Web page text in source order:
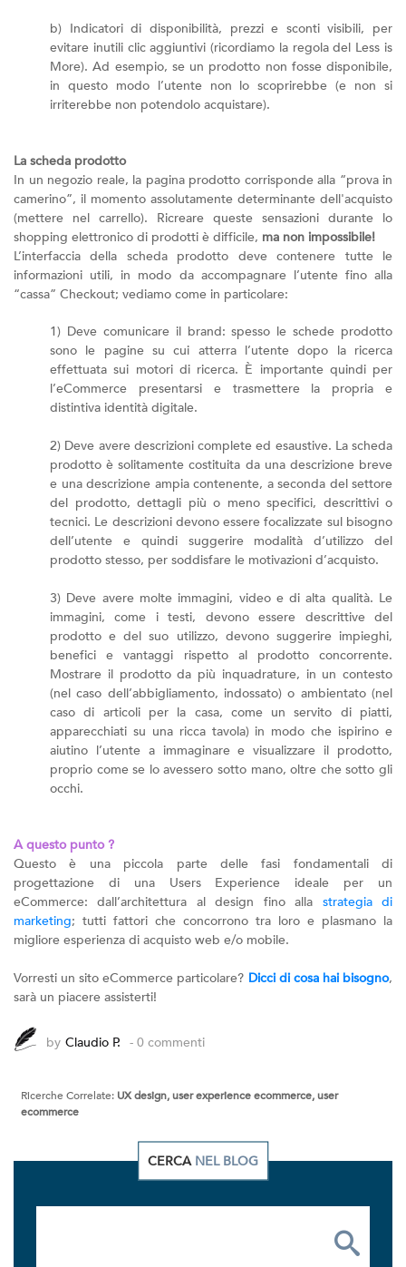
b) Indicatori di disponibilità, prezzi e sconti visibili, per
evitare inutili clic aggiuntivi (ricordiamo la regola del Less is
More). Ad esempio, se un prodotto non fosse disponibile,
in questo modo l’utente non lo scoprirebbe (e non si
irriterebbe non potendolo acquistare).
La scheda prodotto
In un negozio reale, la pagina prodotto corrisponde alla “prova in
camerino”, il momento assolutamente determinante dell'acquisto
(mettere nel carrello). Ricreare queste sensazioni durante lo
shopping elettronico di prodotti è difficile, ma non impossibile!
L’interfaccia della scheda prodotto deve contenere tutte le
informazioni utili, in modo da accompagnare l’utente fino alla
“cassa” Checkout; vediamo come in particolare:
1) Deve comunicare il brand: spesso le schede prodotto
sono le pagine su cui atterra l’utente dopo la ricerca
effettuata sui motori di ricerca. È importante quindi per
l’eCommerce presentarsi e trasmettere la propria e
distintiva identità digitale.
2) Deve avere descrizioni complete ed esaustive. La scheda
prodotto è solitamente costituita da una descrizione breve
e una descrizione ampia contenente, a seconda del settore
del prodotto, dettagli più o meno specifici, descrittivi o
tecnici. Le descrizioni devono essere focalizzate sul bisogno
dell’utente e quindi suggerire modalità d’utilizzo del
prodotto stesso, per soddisfare le motivazioni d’acquisto.
3) Deve avere molte immagini, video e di alta qualità. Le
immagini, come i testi, devono essere descrittive del
prodotto e del suo utilizzo, devono suggerire impieghi,
benefici e vantaggi rispetto al prodotto concorrente.
Mostrare il prodotto da più inquadrature, in un contesto
(nel caso dell’abbigliamento, indossato) o ambientato (nel
caso di articoli per la casa, come un servito di piatti,
apparecchiati su una ricca tavola) in modo che ispirino e
aiutino l’utente a immaginare e visualizzare il prodotto,
proprio come se lo avessero sotto mano, oltre che sotto gli
occhi.
A questo punto ?
Questo è una piccola parte delle fasi fondamentali di
progettazione di una Users Experience ideale per un
eCommerce: dall’architettura al design fino alla strategia di
marketing; tutti fattori che concorrono tra loro e plasmano la
migliore esperienza di acquisto web e/o mobile.
Vorresti un sito eCommerce particolare? Dicci di cosa hai bisogno,
sarà un piacere assisterti!
by Claudio P. - 0 commenti
Ricerche Correlate: UX design, user experience ecommerce, user
ecommerce
CERCA NEL BLOG